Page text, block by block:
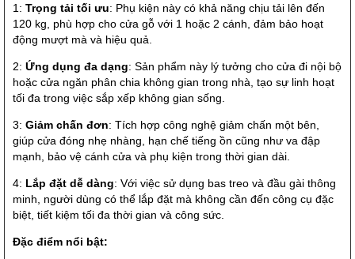
1: Trọng tải tối ưu: Phụ kiện này có khả năng chịu tải lên đến
120 kg, phù hợp cho cửa gỗ với 1 hoặc 2 cánh, đảm bảo hoạt
động mượt mà và hiệu quả.
2: Ứng dụng đa dạng: Sản phẩm này lý tưởng cho cửa đi nội bộ
hoặc cửa ngăn phân chia không gian trong nhà, tạo sự linh hoạt
tối đa trong việc sắp xếp không gian sống.
3: Giảm chấn đơn: Tích hợp công nghệ giảm chấn một bên,
giúp cửa đóng nhẹ nhàng, hạn chế tiếng ồn cũng như va đập
mạnh, bảo vệ cánh cửa và phụ kiện trong thời gian dài.
4: Lắp đặt dễ dàng: Với việc sử dụng bas treo và đầu gài thông
minh, người dùng có thể lắp đặt mà không cần đến công cụ đặc
biệt, tiết kiệm tối đa thời gian và công sức.
Đặc điểm nổi bật: